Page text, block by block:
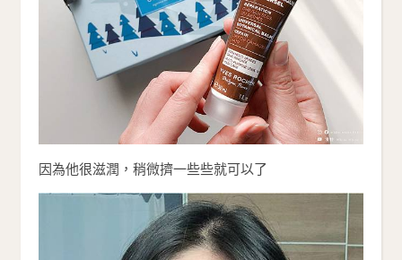
因為他很滋潤，稍微擠一些些就可以了